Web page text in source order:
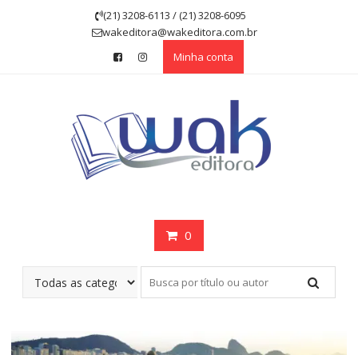
(21) 3208-6113 / (21) 3208-6095
wakeditora@wakeditora.com.br
Minha conta
0